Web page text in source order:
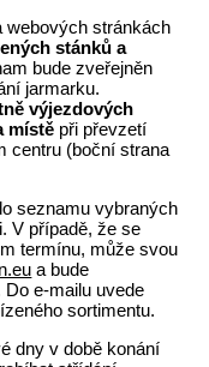
webových stránkách
stánků a
bude zveřejněn
jarmarku.
výjezdových
místě při převzetí
centru (boční strana
seznamu vybraných
V případě, že se
termínu, může svou
a bude
e-mailu uvede
sortimentu.
dny v době konání